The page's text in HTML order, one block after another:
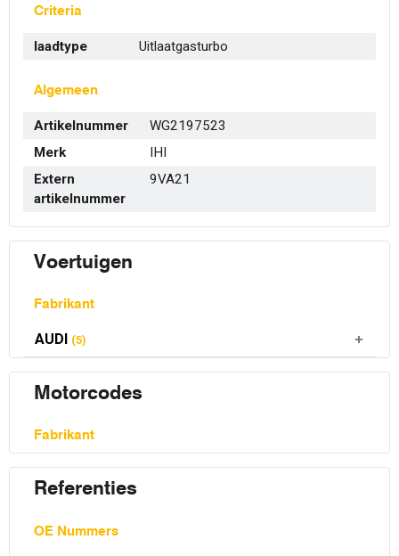
Criteria
laadtype Uitlaatgasturbo
Algemeen
Artikelnummer
WG2197523
Merk
IHI
Extern
artikelnummer
9VA21
Voertuigen
Fabrikant
AUDI (5)
Motorcodes
Fabrikant
Referenties
OE Nummers